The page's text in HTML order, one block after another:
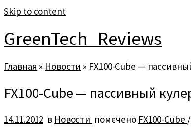
Skip to content
GreenTech_Reviews
Главная » Новости » FX100-Cube —
FX100-Cube — пассивный
14.11.2012 в Новости помечено FX100-Cube /